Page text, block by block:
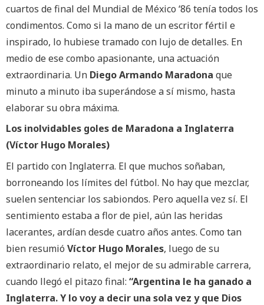
cuartos de final del Mundial de México ‘86 tenía todos los
condimentos. Como si la mano de un escritor fértil e
inspirado, lo hubiese tramado con lujo de detalles. En
medio de ese combo apasionante, una actuación
extraordinaria. Un Diego Armando Maradona que
minuto a minuto iba superándose a sí mismo, hasta
elaborar su obra máxima.
Los inolvidables goles de Maradona a Inglaterra
(Víctor Hugo Morales)
El partido con Inglaterra. El que muchos soñaban,
borroneando los límites del fútbol. No hay que mezclar,
suelen sentenciar los sabiondos. Pero aquella vez sí. El
sentimiento estaba a flor de piel, aún las heridas
lacerantes, ardían desde cuatro años antes. Como tan
bien resumió Víctor Hugo Morales, luego de su
extraordinario relato, el mejor de su admirable carrera,
cuando llegó el pitazo final: “Argentina le ha ganado a
Inglaterra. Y lo voy a decir una sola vez y que Dios